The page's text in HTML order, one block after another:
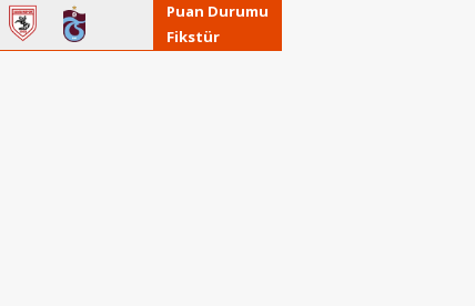
Puan Durumu
Fikstür